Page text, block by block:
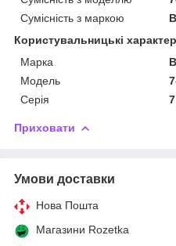
Сумісність з маркою
Користувальницькі
Марка
Модель
Серія
Приховати
Умови доставки
Нова Пошта
Магазини Rozetka